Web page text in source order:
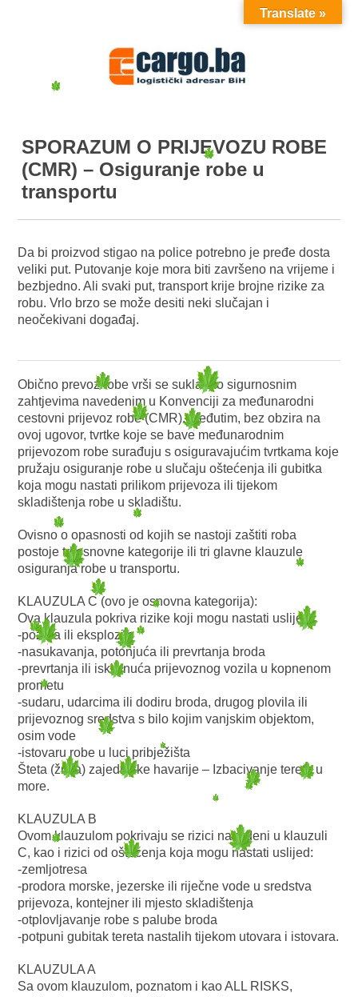
MENU
SPORAZUM O PRIJEVOZU ROBE
(CMR) – Osiguranje robe u
transportu
Da bi proizvod stigao na police potrebno je pređe dosta
veliki put. Putovanje koje mora biti završeno na vrijeme i
bezbjedno. Ali svaki put, transport krije brojne rizike za
robu. Vrlo brzo se može desiti neki slučajan i
neočekivani događaj.
Obično prevoz robe vrši se sukladno sigurnosnim
zahtjevima navedenim u Konvenciji za međunarodni
cestovni prijevoz robe (CMR). Međutim, bez obzira na
ovoj ugovor, tvrtke koje se bave međunarodnim
prijevozom robe surađuju s osiguravajućim tvrtkama koje
pružaju osiguranje robe u slučaju oštećenja ili gubitka
koja mogu nastati prilikom prijevoza ili tijekom
skladištenja robe u skladištu.
Ovisno o opasnosti od kojih se nastoji zaštiti roba
postoje tri osnovne kategorije ili tri glavne klauzule
osiguranja robe u transportu.
KLAUZULA C (ovo je osnovna kategorija):
Ova klauzula pokriva rizike koji mogu nastati uslijed:
-požara ili eksplozije
-nasukavanja, potonjuća ili prevrtanja broda
-prevrtanja ili iskliznuća prijevoznog vozila u kopnenom
prometu
-sudaru, udarcima ili dodiru broda, drugog plovila ili
prijevoznog sredstva s bilo kojim vanjskim objektom,
osim vode
-istovaru robe u luci pribježišta
Šteta (žrtva) zajedničke havarije – Izbacivanje tereta u
more.
KLAUZULA B
Ovom klauzulom pokrivaju se rizici navedeni u klauzuli
C, kao i rizici od oštećenja koja mogu nastati uslijed:
-zemljotresa
-prodora morske, jezerske ili riječne vode u sredstva
prijevoza, kontejner ili mjesto skladištenja
-otplovljavanje robe s palube broda
-potpuni gubitak tereta nastalih tijekom utovara i istovara.
KLAUZULA A
Sa ovom klauzulom, poznatom i kao ALL RISKS,
Translate »